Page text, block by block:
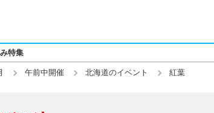
特集
午前中開催 北海道のイベント 紅葉